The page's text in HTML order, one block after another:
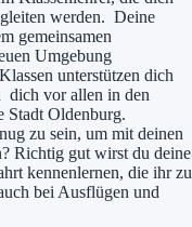
werden. Deine
gemeinsamen
Umgebung
unterstützen dich
dich vor allen in den
Stadt Oldenburg.
zu sein, um mit deinen
Richtig gut wirst du deine
kennenlernen, die ihr zu
bei Ausflügen und